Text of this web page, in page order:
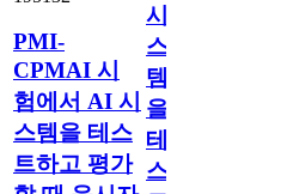
PMI-
CPMAI 시
험에서 AI 시
스템을 테스
트하고 평가
시
스
템
을
테
스